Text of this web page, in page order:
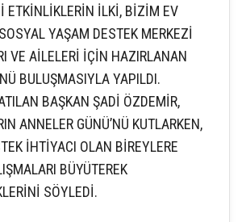
ETKİNLİKLERİN İLKİ, BİZİM EV
YAŞAM DESTEK MERKEZİ
VE AİLELERİ İÇİN HAZIRLANAN
BULUŞMASIYLA YAPILDI.
BAŞKAN ŞADİ ÖZDEMİR,
ANNELER GÜNÜ’NÜ KUTLARKEN,
İHTİYACI OLAN BİREYLERE
BÜYÜTEREK
SÖYLEDİ.